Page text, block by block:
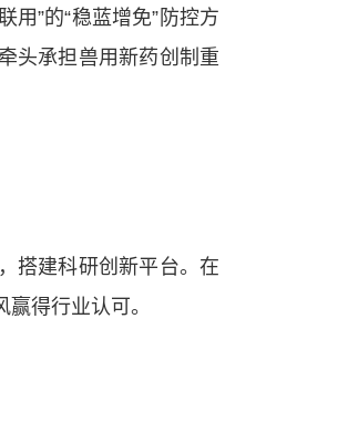
”的“稳蓝增免”防控方
头承担兽用新药创制重
搭建科研创新平台。在
得行业认可。